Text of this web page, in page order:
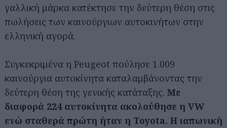
γαλλική μάρκα κατέκτησε την δεύτερη θέση στις
πωλήσεις των καινούργιων αυτοκινήτων στην
ελληνική αγορά.
Συγκεκριμένα η Peugeot πούλησε 1.009
καινούργια αυτοκίνητα καταλαμβάνοντας την
δεύτερη θέση της γενικής κατάταξης. Με
διαφορά 224 αυτοκίνητα ακολούθησε η VW
ενώ σταθερά πρώτη ήταν η Toyota. Η ιαπωνική